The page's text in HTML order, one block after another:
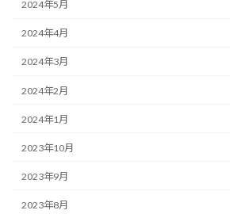
2024年5月
2024年4月
2024年3月
2024年2月
2024年1月
2023年10月
2023年9月
2023年8月